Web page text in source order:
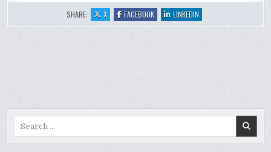
SHARE: X:
KUN
KHMER
JUDI
SLOT
FACEBOOK:
KUN
KHMER
JUDI
SLOT
LINKEDIN
KUN
KHMER
JUDI
SLOT